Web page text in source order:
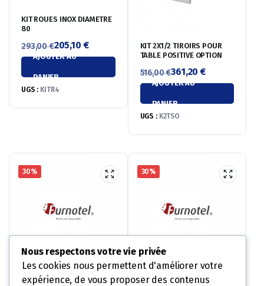
KIT ROUES INOX DIAMETRE
80
293,00€
Le
prix
initial
205,10€
Le
prix
actuel
AJOUTER AU
PANIER
UGS : KITR4
KIT 2X1/2 TIROIRS POUR
TABLE POSITIVE OPTION
516,00€
Le
prix
initial
361,20€
Le
prix
actuel
AJOUTER AU
PANIER
UGS : K2TSO
30%
GLISSIÈRES INOX
30%
GLISSIÈRE INOX POUR
Nous respectons votre vie privée
Les cookies nous permettent d'améliorer votre
expérience, de vous proposer des contenus